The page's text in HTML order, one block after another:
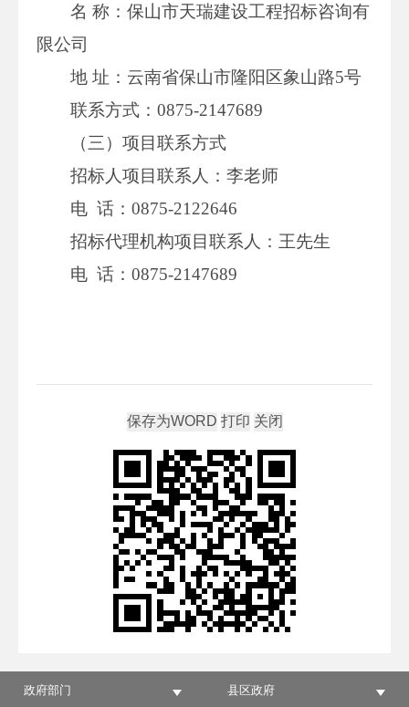
名 称：保山市天瑞建设工程招标咨询有
限公司
地 址：云南省保山市隆阳区象山路5号
联系方式：0875-2147689
（三）项目联系方式
招标人项目联系人：李老师
电 话：0875-2122646
招标代理机构项目联系人：王先生
电 话：0875-2147689
政府部门 县区政府